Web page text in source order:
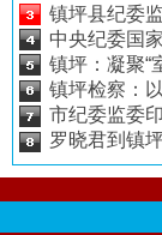
镇坪县纪委
中央纪委国
镇坪：凝聚“
镇坪检察：
市纪委监委
罗晓君到镇